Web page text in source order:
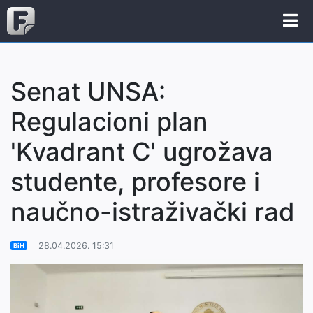
Senat UNSA:
Regulacioni plan
'Kvadrant C' ugrožava
studente, profesore i
naučno-istraživački rad
BiH 28.04.2026. 15:31